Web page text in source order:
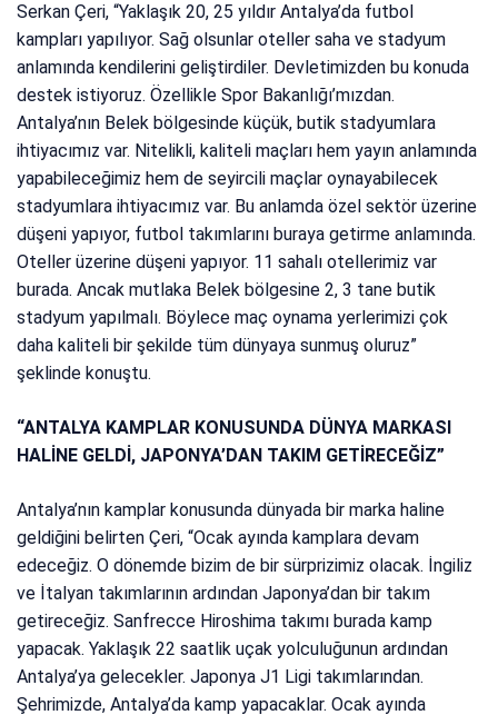
Serkan Çeri, “Yaklaşık 20, 25 yıldır Antalya’da futbol
kampları yapılıyor. Sağ olsunlar oteller saha ve stadyum
anlamında kendilerini geliştirdiler. Devletimizden bu konuda
destek istiyoruz. Özellikle Spor Bakanlığı’mızdan.
Antalya’nın Belek bölgesinde küçük, butik stadyumlara
ihtiyacımız var. Nitelikli, kaliteli maçları hem yayın anlamında
yapabileceğimiz hem de seyircili maçlar oynayabilecek
stadyumlara ihtiyacımız var. Bu anlamda özel sektör üzerine
düşeni yapıyor, futbol takımlarını buraya getirme anlamında.
Oteller üzerine düşeni yapıyor. 11 sahalı otellerimiz var
burada. Ancak mutlaka Belek bölgesine 2, 3 tane butik
stadyum yapılmalı. Böylece maç oynama yerlerimizi çok
daha kaliteli bir şekilde tüm dünyaya sunmuş oluruz”
şeklinde konuştu.
“ANTALYA KAMPLAR KONUSUNDA DÜNYA MARKASI
HALİNE GELDİ, JAPONYA’DAN TAKIM GETİRECEĞİZ”
Antalya’nın kamplar konusunda dünyada bir marka haline
geldiğini belirten Çeri, “Ocak ayında kamplara devam
edeceğiz. O dönemde bizim de bir sürprizimiz olacak. İngiliz
ve İtalyan takımlarının ardından Japonya’dan bir takım
getireceğiz. Sanfrecce Hiroshima takımı burada kamp
yapacak. Yaklaşık 22 saatlik uçak yolculuğunun ardından
Antalya’ya gelecekler. Japonya J1 Ligi takımlarından.
Şehrimizde, Antalya’da kamp yapacaklar. Ocak ayında